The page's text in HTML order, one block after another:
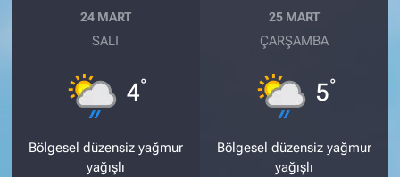
24 MART
SALI
4°
Bölgesel düzensiz yağmur
yağışlı
25 MART
ÇARŞAMBA
5°
Bölgesel düzensiz yağmur
yağışlı